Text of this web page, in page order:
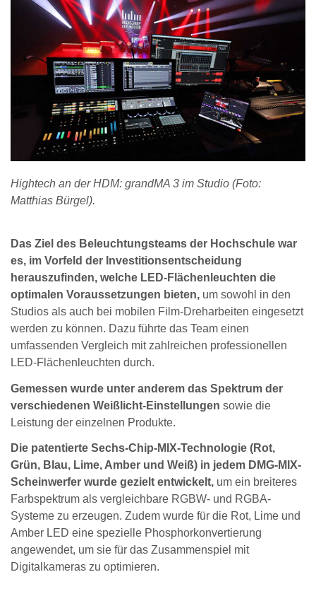
Hightech an der HDM: grandMA 3 im Studio (Foto:
Matthias Bürgel).
Das Ziel des Beleuchtungsteams der Hochschule war
es, im Vorfeld der Investitionsentscheidung
herauszufinden, welche LED-Flächenleuchten die
optimalen Voraussetzungen bieten, um sowohl in den
Studios als auch bei mobilen Film-Dreharbeiten eingesetzt
werden zu können. Dazu führte das Team einen
umfassenden Vergleich mit zahlreichen professionellen
LED-Flächenleuchten durch.
Gemessen wurde unter anderem das Spektrum der
verschiedenen Weißlicht-Einstellungen sowie die
Leistung der einzelnen Produkte.
Die patentierte Sechs-Chip-MIX-Technologie (Rot,
Grün, Blau, Lime, Amber und Weiß) in jedem DMG-MIX-
Scheinwerfer wurde gezielt entwickelt, um ein breiteres
Farbspektrum als vergleichbare RGBW- und RGBA-
Systeme zu erzeugen. Zudem wurde für die Rot, Lime und
Amber LED eine spezielle Phosphorkonvertierung
angewendet, um sie für das Zusammenspiel mit
Digitalkameras zu optimieren.